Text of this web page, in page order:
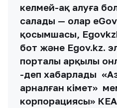
келмей-ақ алуға
салады — олар
қосымшасы,
бот және Egov.kz.
порталы арқылы
-деп хабарлады
арналған үкімет»
корпорациясы»